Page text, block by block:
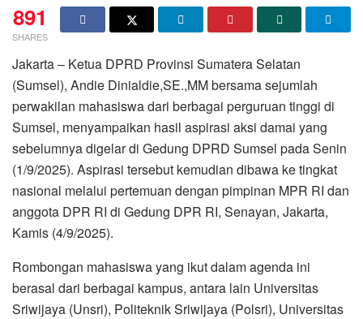
891
SHARES
Jakarta – Ketua DPRD Provinsi Sumatera Selatan
(Sumsel), Andie Dinialdie,SE.,MM bersama sejumlah
perwakilan mahasiswa dari berbagai perguruan tinggi di
Sumsel, menyampaikan hasil aspirasi aksi damai yang
sebelumnya digelar di Gedung DPRD Sumsel pada Senin
(1/9/2025). Aspirasi tersebut kemudian dibawa ke tingkat
nasional melalui pertemuan dengan pimpinan MPR RI dan
anggota DPR RI di Gedung DPR RI, Senayan, Jakarta,
Kamis (4/9/2025).
Rombongan mahasiswa yang ikut dalam agenda ini
berasal dari berbagai kampus, antara lain Universitas
Sriwijaya (Unsri), Politeknik Sriwijaya (Polsri), Universitas